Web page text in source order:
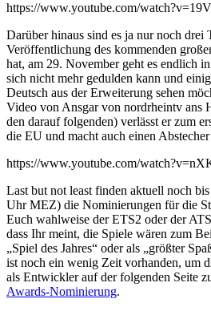
https://www.youtube.com/
Darüber hinaus sind es ja nur noch drei
Veröffentlichung des kommenden
hat, am 29. November geht es endlich
sich nicht mehr gedulden kann und
Deutsch aus der Erweiterung sehen
Video von Ansgar von nordrheintv ans
den darauf folgenden) verlässt er zum
die EU und macht auch einen
https://www.youtube.com/
Last but not least finden aktuell noch
Uhr MEZ) die Nominierungen für die
Euch wahlweise der ETS2 oder der
dass Ihr meint, die Spiele wären zum
„Spiel des Jahres“ oder als „größter
ist noch ein wenig Zeit vorhanden, um
als Entwickler auf der folgenden Seite
Awards-Nominierung.